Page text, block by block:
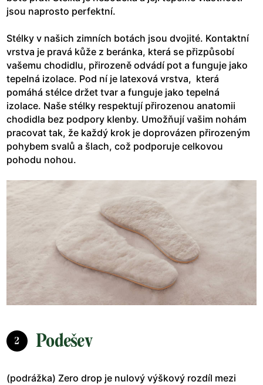
jsou naprosto perfektní.
Stélky v našich zimních botách jsou dvojité. Kontaktní
vrstva je pravá kůže z beránka, která se přizpůsobí
vašemu chodidlu, přirozeně odvádí pot a funguje jako
tepelná izolace. Pod ní je latexová vrstva, která
pomáhá stélce držet tvar a funguje jako tepelná
izolace. Naše stélky respektují přirozenou anatomii
chodidla bez podpory klenby. Umožňují vašim nohám
pracovat tak, že každý krok je doprovázen přirozeným
pohybem svalů a šlach, což podporuje celkovou
pohodu nohou.
2 Podešev
(podrážka) Zero drop je nulový výškový rozdíl mezi